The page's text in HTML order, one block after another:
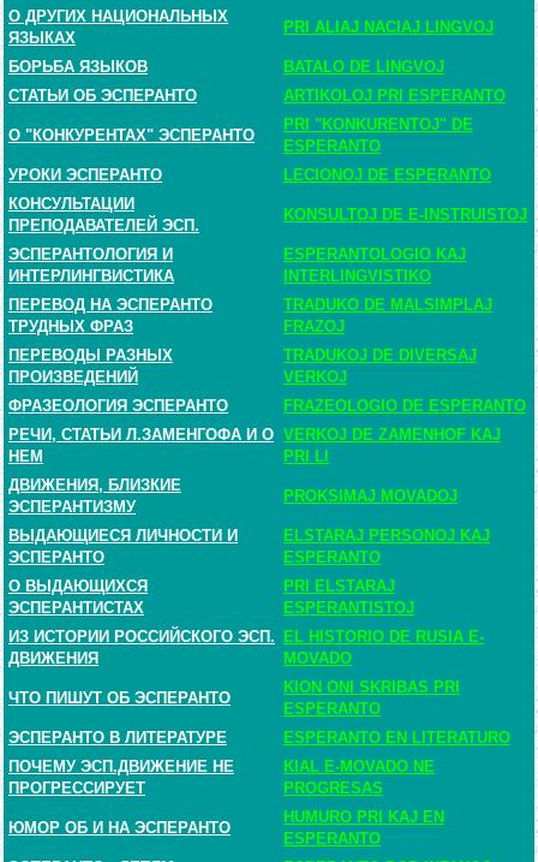
О ДРУГИХ НАЦИОНАЛЬНЫХ
ЯЗЫКАХ
PRI ALIAJ NACIAJ LINGVOJ
БОРЬБА ЯЗЫКОВ
BATALO DE LINGVOJ
СТАТЬИ ОБ ЭСПЕРАНТО
ARTIKOLOJ PRI ESPERANTO
О "КОНКУРЕНТАХ" ЭСПЕРАНТО
PRI "KONKURENTOJ" DE
ESPERANTO
УРОКИ ЭСПЕРАНТО
LECIONOJ DE ESPERANTO
КОНСУЛЬТАЦИИ
ПРЕПОДАВАТЕЛЕЙ ЭСП.
KONSULTOJ DE E-INSTRUISTOJ
ЭСПЕРАНТОЛОГИЯ И
ИНТЕРЛИНГВИСТИКА
ESPERANTOLOGIO KAJ
INTERLINGVISTIKO
ПЕРЕВОД НА ЭСПЕРАНТО
ТРУДНЫХ ФРАЗ
TRADUKO DE MALSIMPLAJ
FRAZOJ
ПЕРЕВОДЫ РАЗНЫХ
ПРОИЗВЕДЕНИЙ
TRADUKOJ DE DIVERSAJ
VERKOJ
ФРАЗЕОЛОГИЯ ЭСПЕРАНТО
FRAZEOLOGIO DE ESPERANTO
РЕЧИ, СТАТЬИ Л.ЗАМЕНГОФА И О
НЕМ
VERKOJ DE ZAMENHOF KAJ
PRI LI
ДВИЖЕНИЯ, БЛИЗКИЕ
ЭСПЕРАНТИЗМУ
PROKSIMAJ MOVADOJ
ВЫДАЮЩИЕСЯ ЛИЧНОСТИ И
ЭСПЕРАНТО
ELSTARAJ PERSONOJ KAJ
ESPERANTO
О ВЫДАЮЩИХСЯ
ЭСПЕРАНТИСТАХ
PRI ELSTARAJ
ESPERANTISTOJ
ИЗ ИСТОРИИ РОССИЙСКОГО ЭСП.
ДВИЖЕНИЯ
EL HISTORIO DE RUSIA E-
MOVADO
ЧТО ПИШУТ ОБ ЭСПЕРАНТО
KION ONI SKRIBAS PRI
ESPERANTO
ЭСПЕРАНТО В ЛИТЕРАТУРЕ
ESPERANTO EN LITERATURO
ПОЧЕМУ ЭСП.ДВИЖЕНИЕ НЕ
ПРОГРЕССИРУЕТ
KIAL E-MOVADO NE
PROGRESAS
ЮМОР ОБ И НА ЭСПЕРАНТО
HUMURO PRI KAJ EN
ESPERANTO